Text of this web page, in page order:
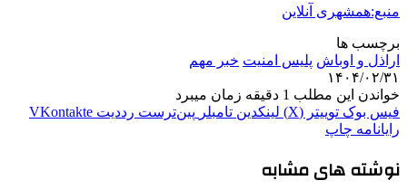
منبع:همشهری آنلاین
برچسب ها
اراذل و اوباش پلیس امنیت خبر مهم
۱۴۰۴/۰۲/۳۱
خواندن این مطلب 1 دقیقه زمان میبرد
فیس بوک توییتر (X) لینکدین ‫تامبلر ‫پین‌ترست ‫رددیت ‫VKontakte
رایانامه چاپ
نوشته های مشابه